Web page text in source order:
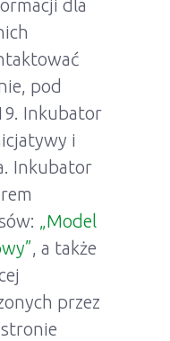
dla
pod
Inkubator
i
Inkubator
„Model
, a także
przez